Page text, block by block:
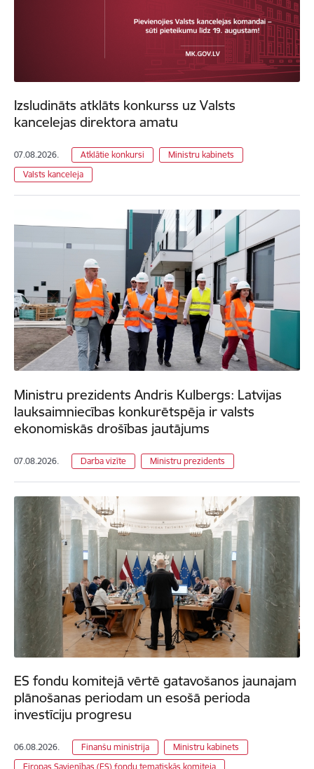
Izsludināts atklāts konkurss uz Valsts
kancelejas direktora amatu
07.08.2026. Atklātie konkursi
Ministru kabinets
Valsts kanceleja
Ministru prezidents Andris Kulbergs: Latvijas
lauksaimniecības konkurētspēja ir valsts
ekonomiskās drošības jautājums
07.08.2026. Darba vizīte Ministru prezidents
ES fondu komitejā vērtē gatavošanos jaunajam
plānošanas periodam un esošā perioda
investīciju progresu
06.08.2026. Finanšu ministrija
Ministru kabinets
Eiropas Savienības (ES) fondu tematiskās komiteja